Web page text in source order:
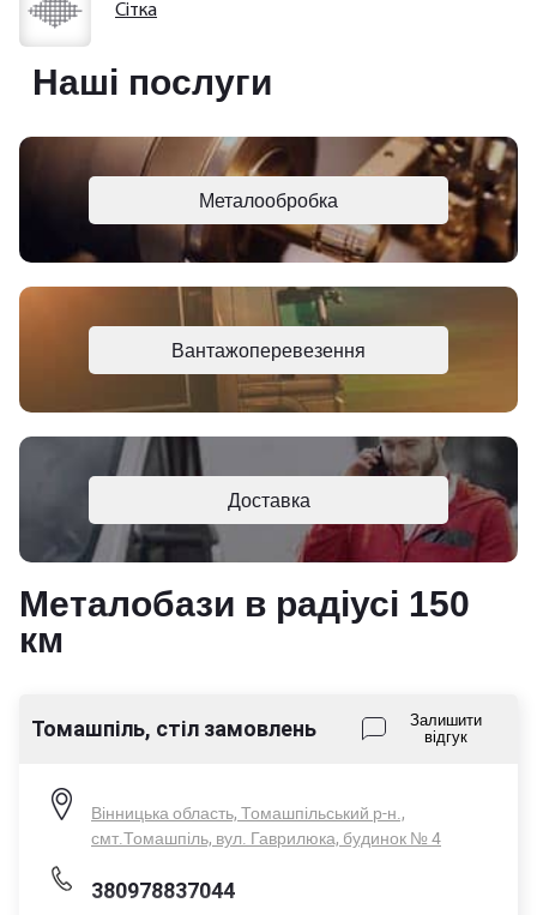
Сітка
Наші послуги
Металообробка
Вантажоперевезення
Доставка
Металобази в радіусі 150
км
Томашпіль, стіл замовлень
Залишити
відгук
Вінницька область, Томашпільський р-н.,
смт.Томашпіль, вул. Гаврилюка, будинок № 4
380978837044